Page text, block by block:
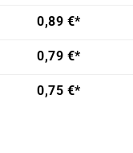
0,89 €*
0,79 €*
0,75 €*